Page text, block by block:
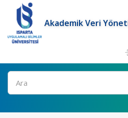
Akademik Veri
Ara